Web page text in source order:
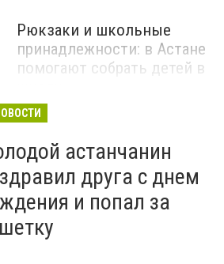
Рюкзаки и школьные
принадлежности: в Астане
помогают собрать детей в
астанчанин
друга с днем
и попал за